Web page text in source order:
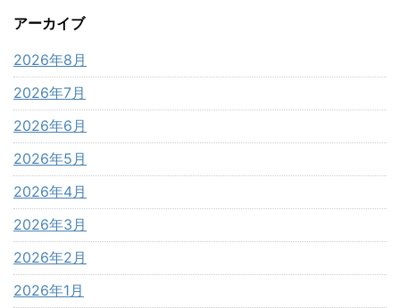
アーカイブ
2026年8月
2026年7月
2026年6月
2026年5月
2026年4月
2026年3月
2026年2月
2026年1月